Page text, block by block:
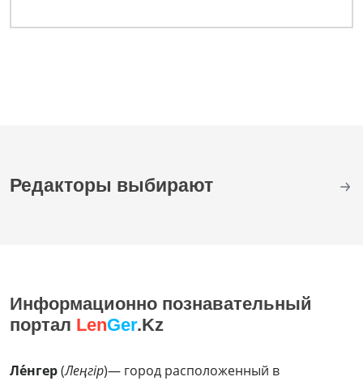
Редакторы выбирают
Информационно познавательный
портал LenGer.Kz
Ле́нгер(Леңгір)— город расположенный в